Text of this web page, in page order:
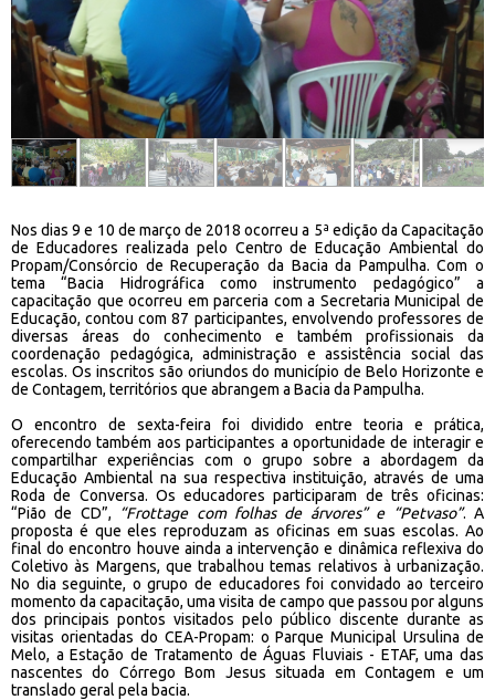
Nos dias 9 e 10 de março de 2018 ocorreu a 5ª edição da Capacitação
de Educadores realizada pelo Centro de Educação Ambiental do
Propam/Consórcio de Recuperação da Bacia da Pampulha. Com o
tema “Bacia Hidrográfica como instrumento pedagógico” a
capacitação que ocorreu em parceria com a Secretaria Municipal de
Educação, contou com 87 participantes, envolvendo professores de
diversas áreas do conhecimento e também profissionais da
coordenação pedagógica, administração e assistência social das
escolas. Os inscritos são oriundos do município de Belo Horizonte e
de Contagem, territórios que abrangem a Bacia da Pampulha.
O encontro de sexta-feira foi dividido entre teoria e prática,
oferecendo também aos participantes a oportunidade de interagir e
compartilhar experiências com o grupo sobre a abordagem da
Educação Ambiental na sua respectiva instituição, através de uma
Roda de Conversa. Os educadores participaram de três oficinas:
“Pião de CD”,
“Frottage com folhas de árvores” e “Petvaso”. A
proposta é que eles reproduzam as oficinas em suas escolas. Ao
final do encontro houve ainda a intervenção e dinâmica reflexiva do
Coletivo às Margens, que trabalhou temas relativos à urbanização.
No dia seguinte, o grupo de educadores foi convidado ao terceiro
momento da capacitação, uma visita de campo que passou por alguns
dos principais pontos visitados pelo público discente durante as
visitas orientadas do CEA-Propam: o Parque Municipal Ursulina de
Melo, a Estação de Tratamento de Águas Fluviais - ETAF, uma das
nascentes do Córrego Bom Jesus situada em Contagem e um
translado geral pela bacia.